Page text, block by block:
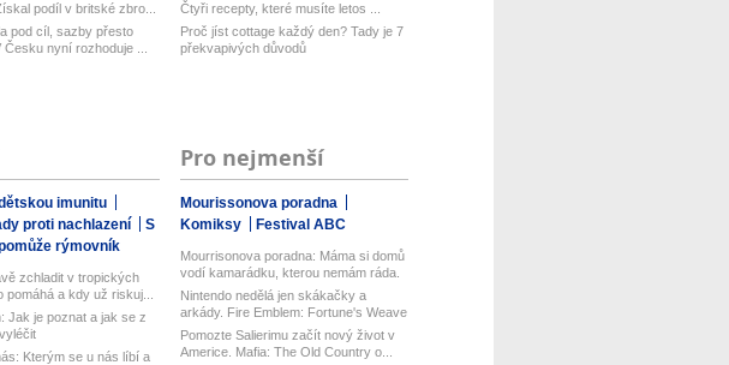
podíl v britské zbro...
pod cíl, sazby přesto
nyní rozhoduje ...
Čtyři recepty, které musíte letos ...
Proč jíst cottage každý den? Tady je 7
překvapivých důvodů
imunitu
proti nachlazení
S
rýmovník
zchladit v tropických
pomáhá a kdy už riskuj...
Jak je poznat a jak se z
Kterým se u nás líbí a
Pro nejmenší
Mourissonova poradna
Komiksy
Festival ABC
Mourrisonova poradna: Máma si domů
vodí kamarádku, kterou nemám ráda.
...
Nintendo nedělá jen skákačky a
arkády. Fire Emblem: Fortune's Weave
je...
Pomozte Salierimu začít nový život v
Americe. Mafia: The Old Country o...